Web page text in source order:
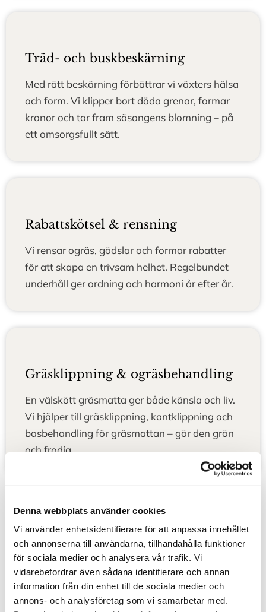
Denna webbplats använder cookies
Vi använder enhetsidentifierare för att anpassa innehållet
och annonserna till användarna, tillhandahålla funktioner
för sociala medier och analysera vår trafik. Vi
vidarebefordrar även sådana identifierare och annan
information från din enhet till de sociala medier och
annons- och analysföretag som vi samarbetar med.
Träd- och buskbeskärning
Med rätt beskärning förbättrar vi växters hälsa
och form. Vi klipper bort döda grenar, formar
kronor och tar fram säsongens blomning – på
ett omsorgsfullt sätt.
Rabattskötsel & rensning
Vi rensar ogräs, gödslar och formar rabatter
för att skapa en trivsam helhet. Regelbundet
underhåll ger ordning och harmoni år efter år.
Gräsklippning & ogräsbehandling
En välskött gräsmatta ger både känsla och liv.
Vi hjälper till gräsklippning, kantklippning och
basbehandling för gräsmattan – gör den grön
och frodig.
Tidigare skötseluppdrag
Vill du se resultatet av våra insatser i verkligheten?
Här visar vi före/efter-bilder från trädgårdar vi